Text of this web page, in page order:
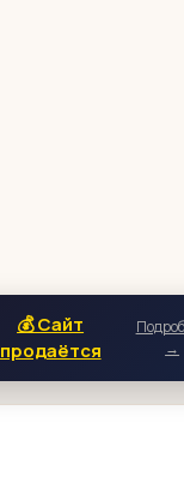
💰 Сайт
продаётся
→